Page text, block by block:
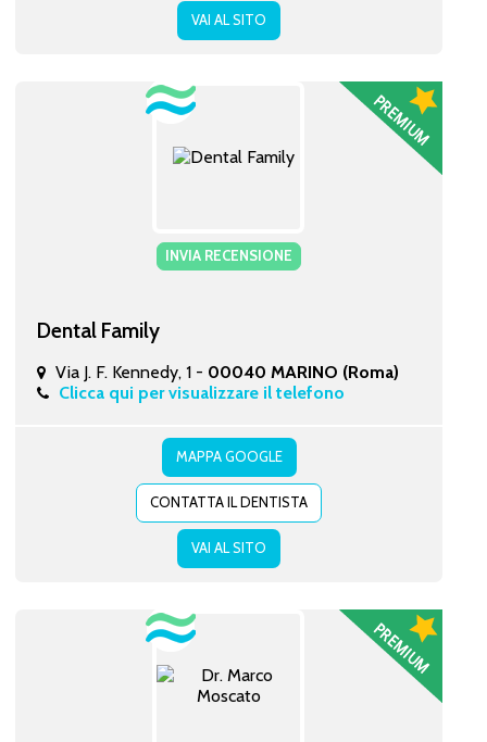
VAI AL SITO
INVIA RECENSIONE
Dental Family
Via J. F. Kennedy, 1 - 00040 MARINO (Roma)
Clicca qui per visualizzare il telefono
MAPPA GOOGLE
CONTATTA IL DENTISTA
VAI AL SITO